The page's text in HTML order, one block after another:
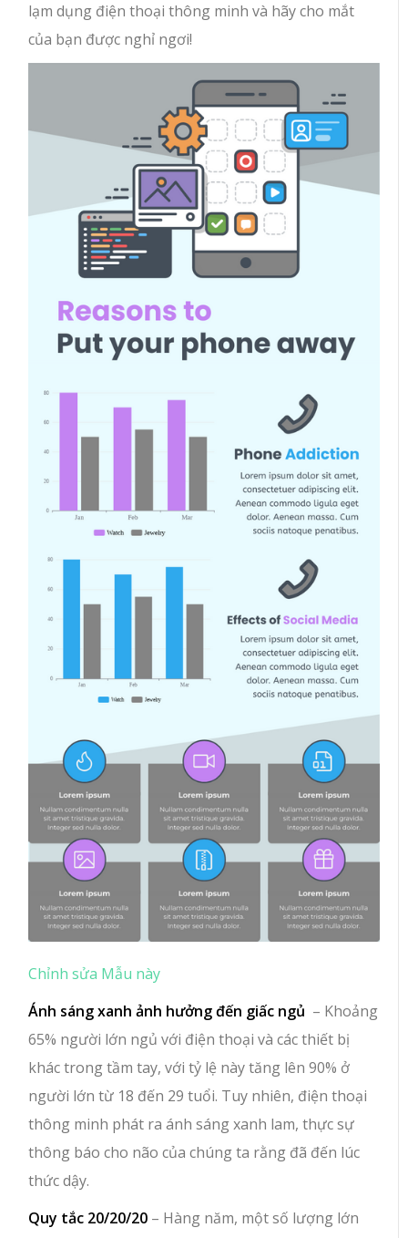
lạm dụng điện thoại thông minh và hãy cho mắt
của bạn được nghỉ ngơi!
Chỉnh sửa Mẫu này
Ánh sáng xanh ảnh hưởng đến giấc ngủ – Khoảng
65% người lớn ngủ với điện thoại và các thiết bị
khác trong tầm tay, với tỷ lệ này tăng lên 90% ở
người lớn từ 18 đến 29 tuổi. Tuy nhiên, điện thoại
thông minh phát ra ánh sáng xanh lam, thực sự
thông báo cho não của chúng ta rằng đã đến lúc
thức dậy.
Quy tắc 20/20/20 – Hàng năm, một số lượng lớn